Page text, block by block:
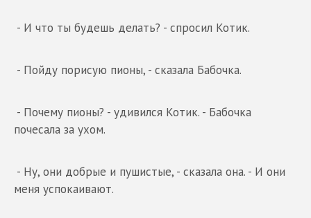
- И что ты будешь делать? - спросил Котик.
- Пойду порисую пионы, - сказала Бабочка.
- Почему пионы? - удивился Котик. - Бабочка
почесала за ухом.
- Ну, они добрые и пушистые, - сказала она. - И они
меня успокаивают.